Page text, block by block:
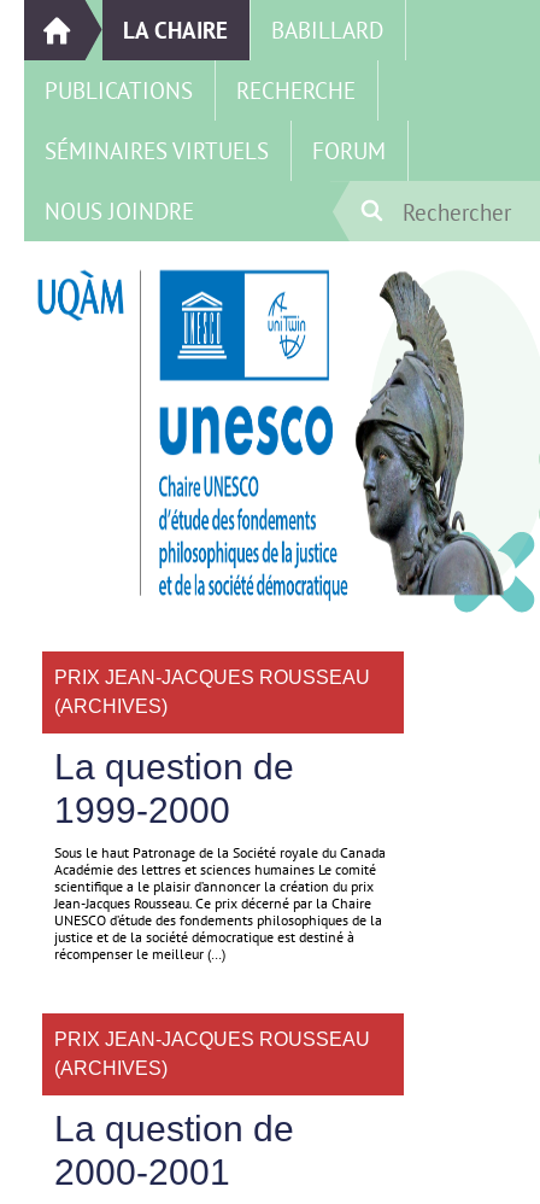
LA CHAIRE
BABILLARD
PUBLICATIONS
RECHERCHE
SÉMINAIRES VIRTUELS
FORUM
NOUS JOINDRE
PRIX JEAN-JACQUES ROUSSEAU
(ARCHIVES)
La question de
1999-2000
Sous le haut Patronage de la Société royale du Canada
Académie des lettres et sciences humaines Le comité
scientifique a le plaisir d’annoncer la création du prix
Jean-Jacques Rousseau. Ce prix décerné par la Chaire
UNESCO d’étude des fondements philosophiques de la
justice et de la société démocratique est destiné à
récompenser le meilleur (…)
PRIX JEAN-JACQUES ROUSSEAU
(ARCHIVES)
La question de
2000-2001